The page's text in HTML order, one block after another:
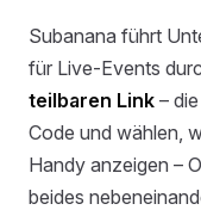
Subanana führt
für Live-Events
teilbaren Link –
Code und wählen,
Handy anzeigen –
beides